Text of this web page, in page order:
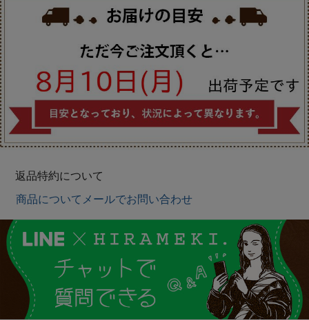
返品特約について
商品についてメールでお問い合わせ